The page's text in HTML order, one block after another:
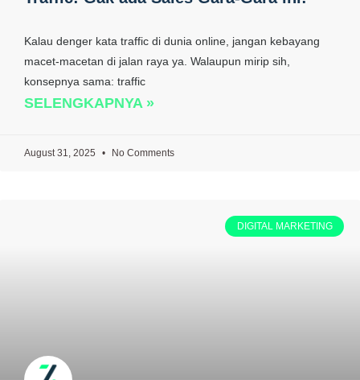
Kalau denger kata traffic di dunia online, jangan kebayang
macet-macetan di jalan raya ya. Walaupun mirip sih,
konsepnya sama: traffic
SELENGKAPNYA »
August 31, 2025 No Comments
DIGITAL MARKETING